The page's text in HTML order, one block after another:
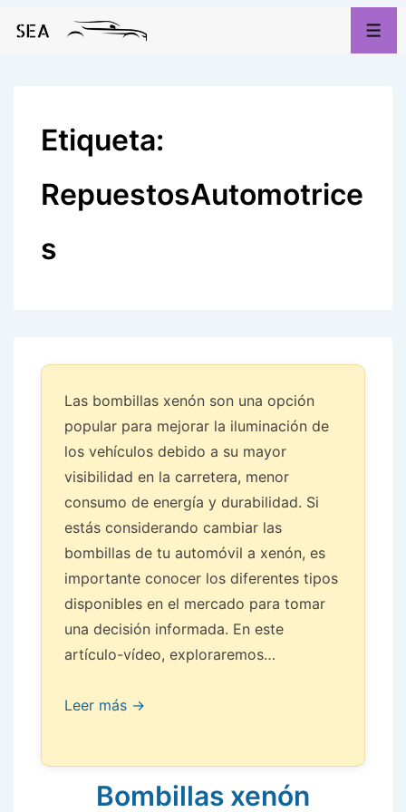
Saltar
Etiqueta:
RepuestosAutomotrice
s
Las bombillas xenón son una opción
popular para mejorar la iluminación de
los vehículos debido a su mayor
visibilidad en la carretera, menor
consumo de energía y durabilidad. Si
estás considerando cambiar las
bombillas de tu automóvil a xenón, es
importante conocer los diferentes tipos
disponibles en el mercado para tomar
una decisión informada. En este
artículo-vídeo, exploraremos…
Leer más →
Bombillas xenón